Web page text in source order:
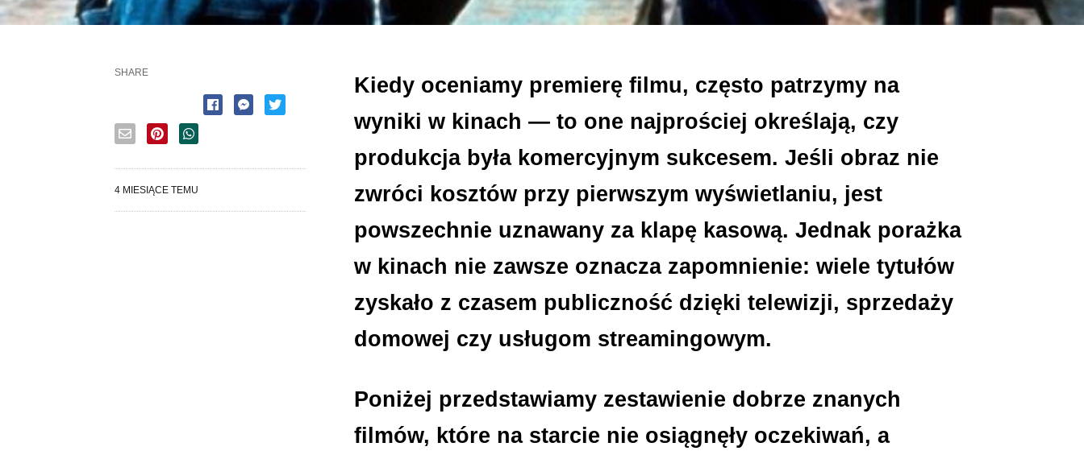
Kiedy oceniamy premierę filmu, często patrzymy na
wyniki w kinach — to one najprościej określają, czy
produkcja była komercyjnym sukcesem. Jeśli obraz nie
zwróci kosztów przy pierwszym wyświetlaniu, jest
powszechnie uznawany za klapę kasową. Jednak porażka
w kinach nie zawsze oznacza zapomnienie: wiele tytułów
zyskało z czasem publiczność dzięki telewizji, sprzedaży
domowej czy usługom streamingowym.
Poniżej przedstawiamy zestawienie dobrze znanych
filmów, które na starcie nie osiągnęły oczekiwań, a
SHARE
4 MIESIĄCE TEMU